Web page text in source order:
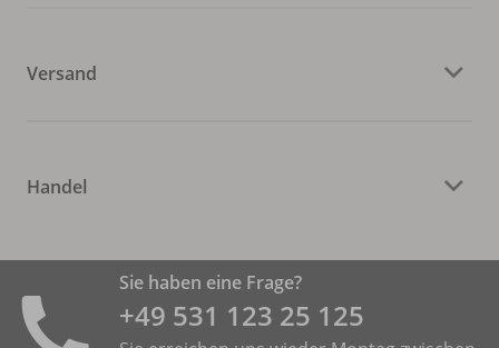
Versand
Handel
Sie haben eine Frage?
+49 531 ­123 25 125